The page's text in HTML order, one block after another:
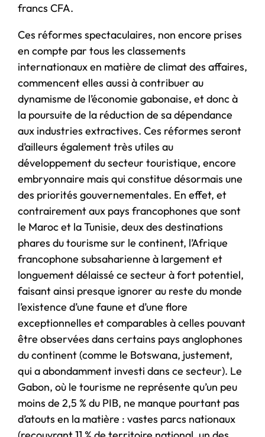
francs CFA.
Ces réformes spectaculaires, non encore prises
en compte par tous les classements
internationaux en matière de climat des affaires,
commencent elles aussi à contribuer au
dynamisme de l’économie gabonaise, et donc à
la poursuite de la réduction de sa dépendance
aux industries extractives. Ces réformes seront
d’ailleurs également très utiles au
développement du secteur touristique, encore
embryonnaire mais qui constitue désormais une
des priorités gouvernementales. En effet, et
contrairement aux pays francophones que sont
le Maroc et la Tunisie, deux des destinations
phares du tourisme sur le continent, l’Afrique
francophone subsaharienne à largement et
longuement délaissé ce secteur à fort potentiel,
faisant ainsi presque ignorer au reste du monde
l’existence d’une faune et d’une flore
exceptionnelles et comparables à celles pouvant
être observées dans certains pays anglophones
du continent (comme le Botswana, justement,
qui a abondamment investi dans ce secteur). Le
Gabon, où le tourisme ne représente qu’un peu
moins de 2,5 % du PIB, ne manque pourtant pas
d’atouts en la matière : vastes parcs nationaux